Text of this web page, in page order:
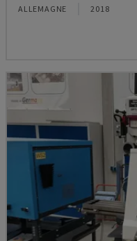
ALLEMAGNE 2018